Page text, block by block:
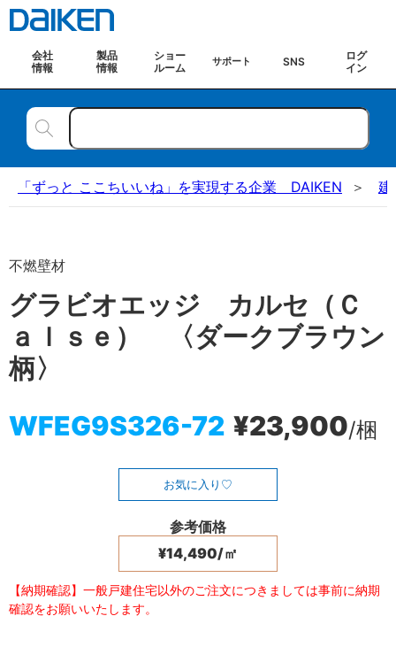
会社
情報
製品
情報
ショー
ルーム
サポート SNS
ログ
イン
「ずっと ここちいいね」を実現する企業 DAIKEN 建
不燃壁材
グラビオエッジ カルセ（Ｃ
ａｌｓｅ） 〈ダークブラウン
柄〉
WFEG9S326-72 ¥23,900/梱
お気に入り
参考価格
¥14,490/㎡
【納期確認】一般戸建住宅以外のご注文につきましては事前に納期
確認をお願いいたします。